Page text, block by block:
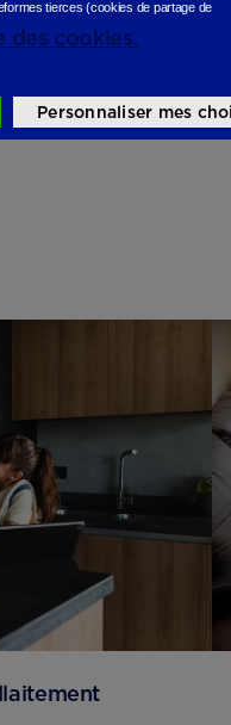
tierces (cookies de partage de
des cookies.
Personnaliser mes